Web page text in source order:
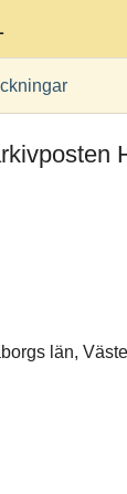
län,